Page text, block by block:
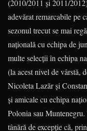
(2010/2011 şi 2011/
adevărat remarcabile pe
sezonul trecut se mai
naţională cu echipa de
multe selecţii în echipa
(la acest nivel de vârstă,
Nicoleta Lazăr şi
şi amicale cu echipa
Polonia sau Muntenegru.
tânără de excepţie că,